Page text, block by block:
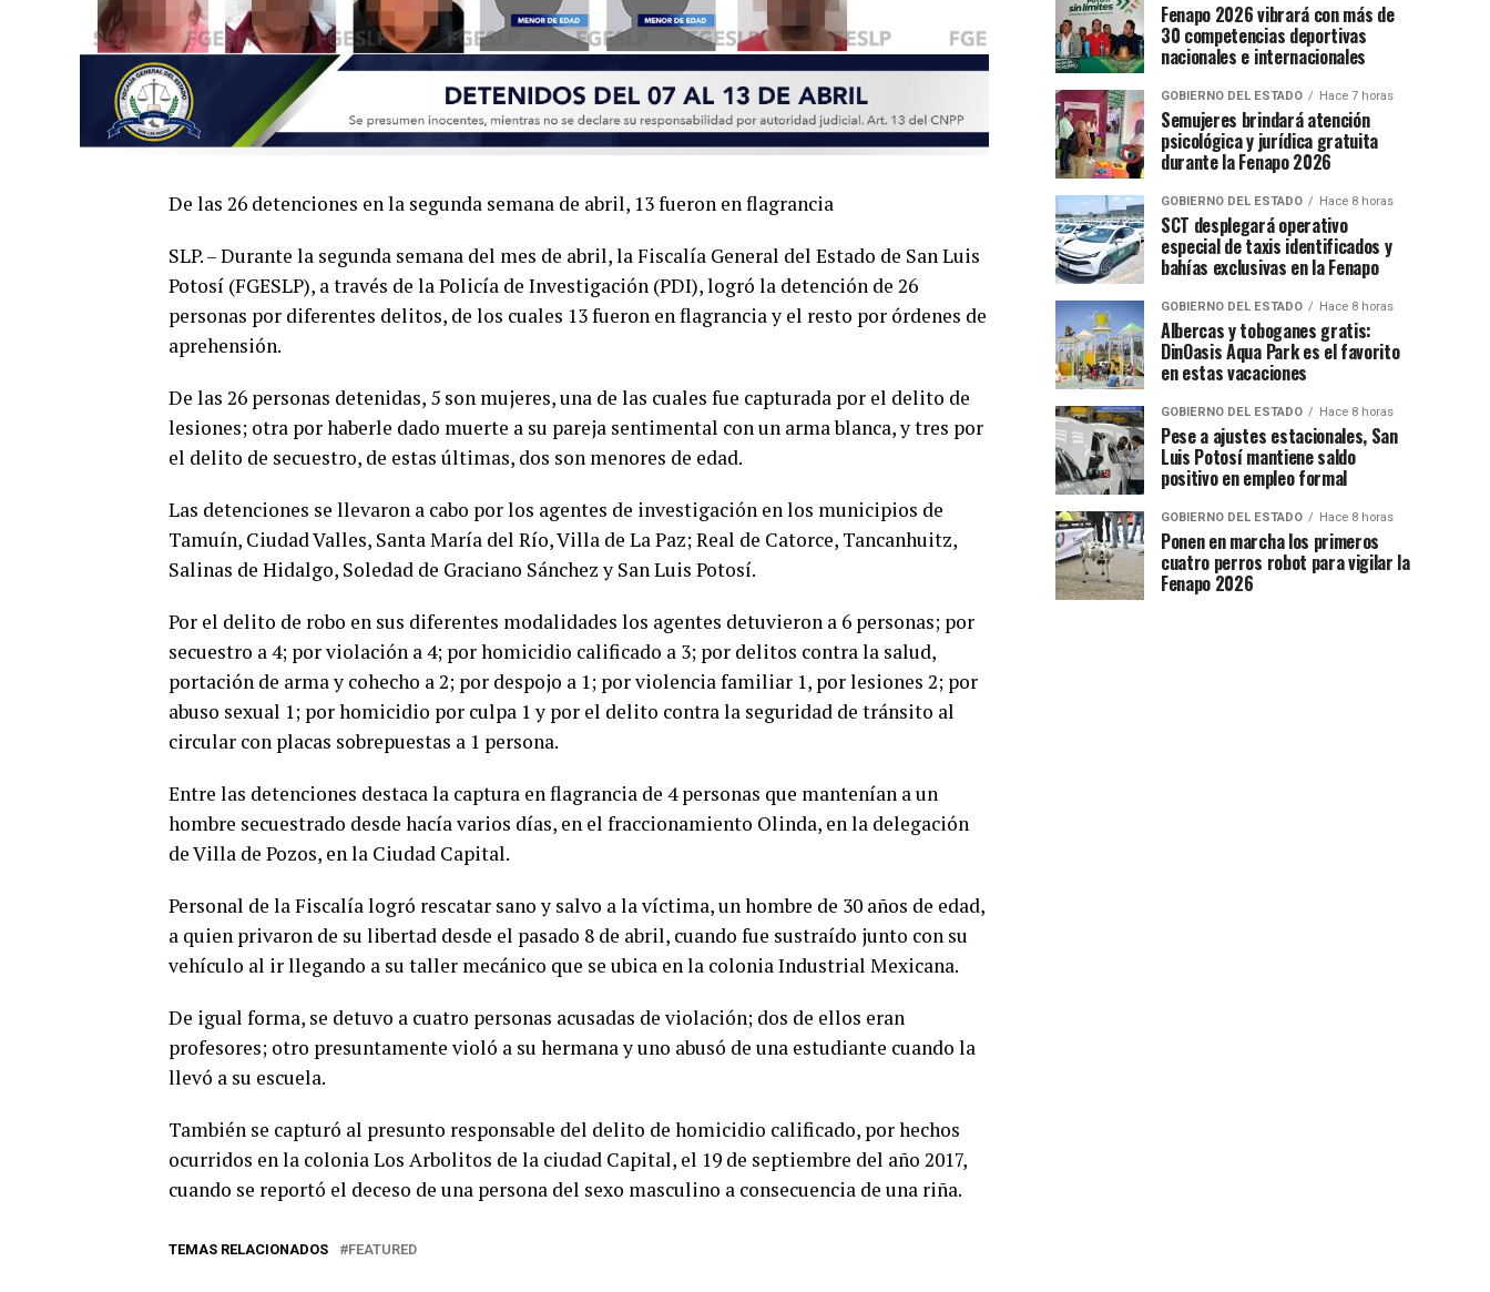
De las 26 detenciones en la segunda semana de abril, 13 fueron en flagrancia
SLP.–Durante la segunda semana del mes de abril, la Fiscalía General del Estado de San Luis
Potosí (FGESLP), a través de la Policía de Investigación (PDI), logró la detención de 26
personas por diferentes delitos, de los cuales 13 fueron en flagrancia y el resto por órdenes de
aprehensión.
De las 26 personas detenidas, 5 son mujeres, una de las cuales fue capturada por el delito de
lesiones; otra por haberle dado muerte a su pareja sentimental con un arma blanca,y tres por
el delito de secuestro, de estas últimas, dos son menores de edad.
Las detenciones se llevaron a cabo por los agentes de investigación en los municipios de
Tamuín, Ciudad Valles, Santa María del Río,Villa de La Paz; Real de Catorce, Tancanhuitz,
Salinas de Hidalgo, Soledad de Graciano Sánchez y San Luis Potosí.
Por el delito de robo en sus diferentes modalidades los agentes detuvieron a 6 personas; por
secuestro a 4; por violación a 4; por homicidio calificado a 3; por delitos contra la salud,
portación de arma y cohecho a 2; por despojo a 1; por violencia familiar 1, por lesiones 2; por
abuso sexual 1; por homicidio por culpa 1 y por el delito contra la seguridad de tránsito al
circular con placas sobrepuestas a 1 persona.
Entre las detenciones destaca la captura en flagrancia de 4 personas que mantenían a un
hombre secuestrado desde hacía varios días, en el fraccionamiento Olinda, en la delegación
de Villa de Pozos, en la Ciudad Capital.
Personal de la Fiscalía logró rescatar sano y salvo a la víctima, un hombre de 30 años de edad,
a quien privaron de su libertad desde el pasado 8 de abril, cuando fue sustraído junto con su
vehículo al ir llegando a su taller mecánico que se ubica en la colonia Industrial Mexicana.
De igual forma, se detuvo a cuatro personas acusadas de violación; dos de ellos eran
profesores; otro presuntamente violó a su hermana y uno abusó de una estudiante cuando la
llevó a su escuela.
También se capturó al presunto responsable del delito de homicidio calificado, por hechos
ocurridos en la colonia Los Arbolitos de la ciudad Capital, el 19 de septiembre del año 2017,
cuando se reportó el deceso de una persona del sexo masculino a consecuencia de una riña.
TEMAS RELACIONADOS FEATURED
Fenapo 2026 vibrará con más de
30 competencias deportivas
nacionales e internacionales
GOBIERNO DEL ESTADO Hace 7 horas
Semujeres brindará atención
psicológica y jurídica gratuita
durante la Fenapo 2026
GOBIERNO DEL ESTADO Hace 8 horas
SCT desplegará operativo
especial de taxis identificados y
bahías exclusivas en la Fenapo
GOBIERNO DEL ESTADO Hace 8 horas
Albercas y toboganes gratis:
DinOasis Aqua Park es el favorito
en estas vacaciones
GOBIERNO DEL ESTADO Hace 8 horas
Pese a ajustes estacionales, San
Luis Potosí mantiene saldo
positivo en empleo formal
GOBIERNO DEL ESTADO Hace 8 horas
Ponen en marcha los primeros
cuatro perros robot para vigilar la
Fenapo 2026